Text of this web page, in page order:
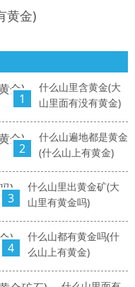
黄金)
1
什么山里含黄金(大
山里面有没有黄金)
2
什么山遍地都是黄金
(什么山上有黄金)
3
什么山里出黄金矿(大
山里有黄金吗)
4
什么山都有黄金吗(什
么山上有黄金)